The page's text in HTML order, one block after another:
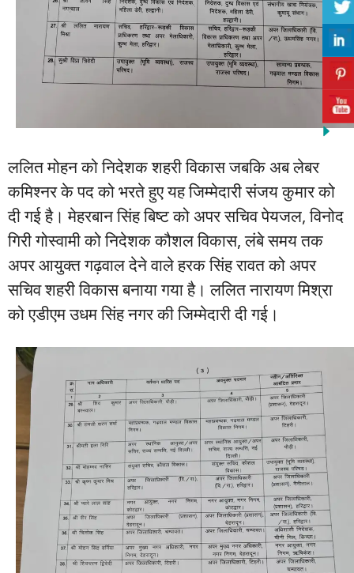
ललित मोहन को निदेशक शहरी विकास जबकि अब लेबर
कमिश्नर के पद को भरते हुए यह जिम्मेदारी संजय कुमार को
दी गई है। मेहरबान सिंह बिष्ट को अपर सचिव पेयजल, विनोद
गिरी गोस्वामी को निदेशक कौशल विकास, लंबे समय तक
अपर आयुक्त गढ़वाल देने वाले हरक सिंह रावत को अपर
सचिव शहरी विकास बनाया गया है। ललित नारायण मिश्रा
को एडीएम उधम सिंह नगर की जिम्मेदारी दी गई।